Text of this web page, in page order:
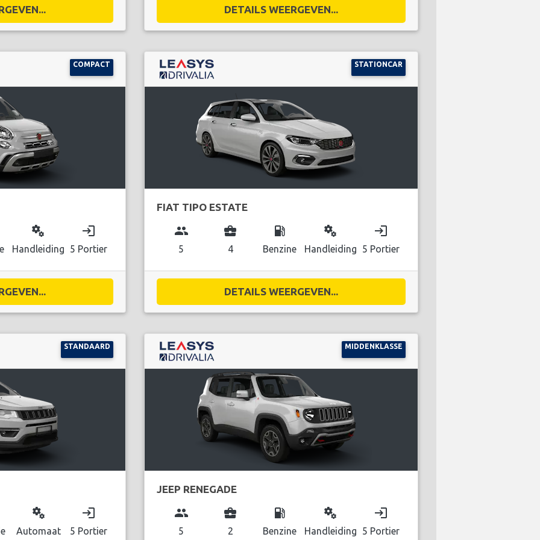
DETAILS WEERGEVEN...
COMPACT
miscellaneous_services
Handleiding
login
5 Portier
STATIONCAR
FIAT TIPO ESTATE
group
5
business_center
4
local_gas_station
Benzine
miscellaneous_services
Handleiding
login
5 Portier
DETAILS WEERGEVEN...
STANDAARD
miscellaneous_services
Automaat
login
5 Portier
MIDDENKLASSE
JEEP RENEGADE
group
5
business_center
2
local_gas_station
Benzine
miscellaneous_services
Handleiding
login
5 Portier